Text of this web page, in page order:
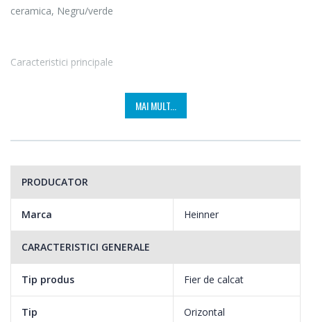
ceramica, Negru/verde
Caracteristici principale
Anti-calcar si functie stropire.
Termostat control temperatura.
Maner ergonomic.
MAI MULT...
PRODUCATOR
Marca Heinner
CARACTERISTICI GENERALE
Tip produs Fier de calcat
Tip Orizontal